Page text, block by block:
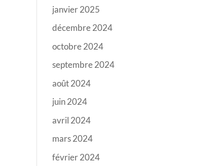
janvier 2025
décembre 2024
octobre 2024
septembre 2024
août 2024
juin 2024
avril 2024
mars 2024
février 2024